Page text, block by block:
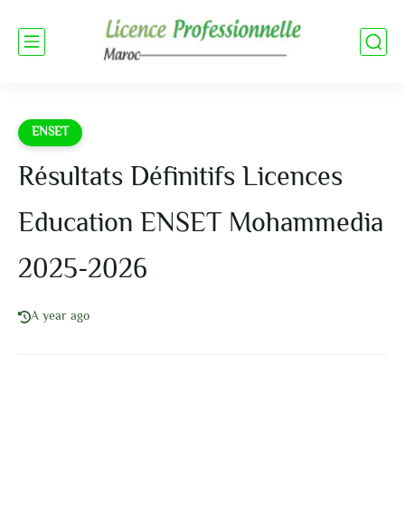
ENSET
Résultats Définitifs Licences
Education ENSET Mohammedia
2025-2026
A year ago